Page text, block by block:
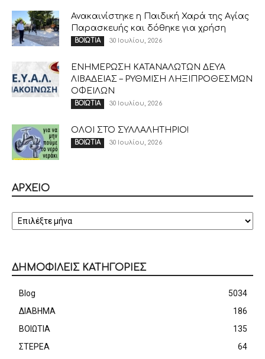
Ανακαινίστηκε η Παιδική Χαρά της Αγίας
Παρασκευής και δόθηκε για χρήση
ΒΟΙΩΤΙΑ 30 Ιουλίου, 2026
ΕΝΗΜΕΡΩΣΗ ΚΑΤΑΝΑΛΩΤΩΝ ΔΕΥΑ
ΛΙΒΑΔΕΙΑΣ – ΡΥΘΜΙΣΗ ΛΗΞΙΠΡΟΘΕΣΜΩΝ
ΟΦΕΙΛΩΝ
ΒΟΙΩΤΙΑ 30 Ιουλίου, 2026
ΟΛΟΙ ΣΤΟ ΣΥΛΛΑΛΗΤΗΡΙΟ!
ΒΟΙΩΤΙΑ 30 Ιουλίου, 2026
ΑΡΧΕΙΟ
ΑΡΧΕΙΟ
ΔΗΜΟΦΙΛΕΙΣ ΚΑΤΗΓΟΡΙΕΣ
Blog
5034
ΔΙΑΒΗΜΑ
186
ΒΟΙΩΤΙΑ
135
ΣΤΕΡΕΑ
64